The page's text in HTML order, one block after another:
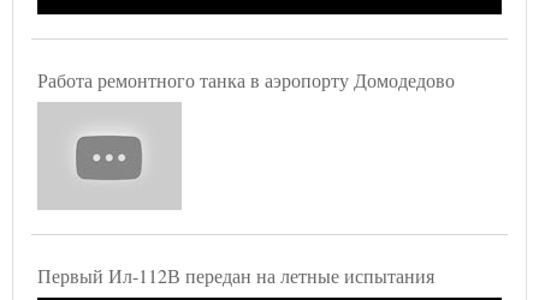
Работа ремонтного танка в аэропорту Домодедово
Первый Ил-112В передан на летные испытания